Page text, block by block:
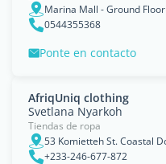
Marina Mall - Ground Floor
0544355368
Ponte en contacto
AfriqUniq clothing
Svetlana Nyarkoh
Tiendas de ropa
+233-246-677-872